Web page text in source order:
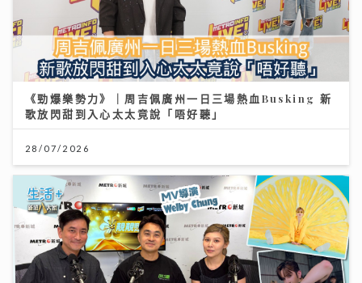
《勁爆樂勢力》｜周吉佩廣州一日三場熱血Busking 新
歌放閃甜到入心太太竟說「唔好聽」
28/07/2026